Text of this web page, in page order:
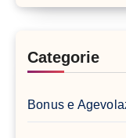
Categorie
Bonus e